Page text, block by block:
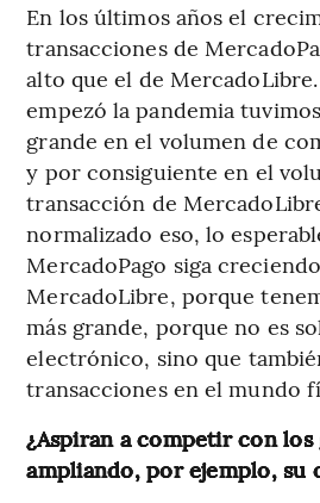
En los últimos años el
transacciones de
alto que el de
empezó la pandemia
grande en el volumen de
y por consiguiente en el
transacción de
normalizado eso, lo
MercadoPago siga
MercadoLibre, porque
más grande, porque no es
electrónico, sino que
transacciones en el mundo
¿Aspiran a competir con los
ampliando, por ejemplo, su